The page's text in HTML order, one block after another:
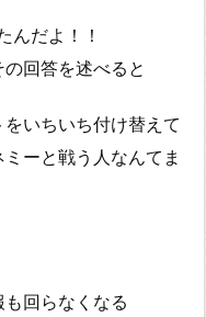
んだよ！！
回答を述べると
いちいち付け替えて
ーと戦う人なんてま
回らなくなる